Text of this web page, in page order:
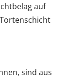
auf
sind aus